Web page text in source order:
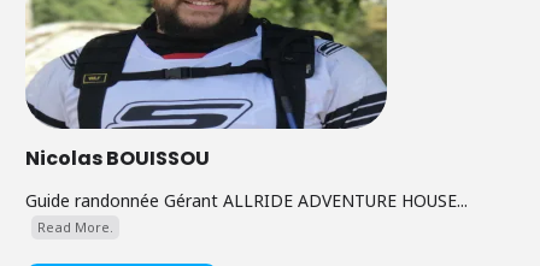
Nicolas BOUISSOU
Guide randonnée Gérant ALLRIDE ADVENTURE HOUSE...
Read More.